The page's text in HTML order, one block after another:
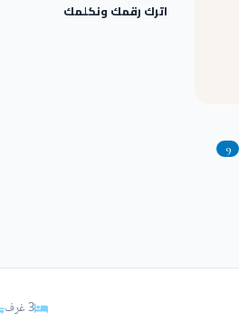
اترك رقمك ونكلمك
9
3 غرف